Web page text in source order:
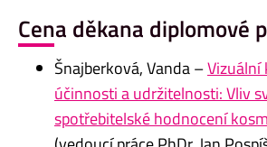
Cena děkana diplomové
Šnajberková, Vanda –Vizuální
účinnosti a udržitelnosti: Vliv
spotřebitelské hodnocení